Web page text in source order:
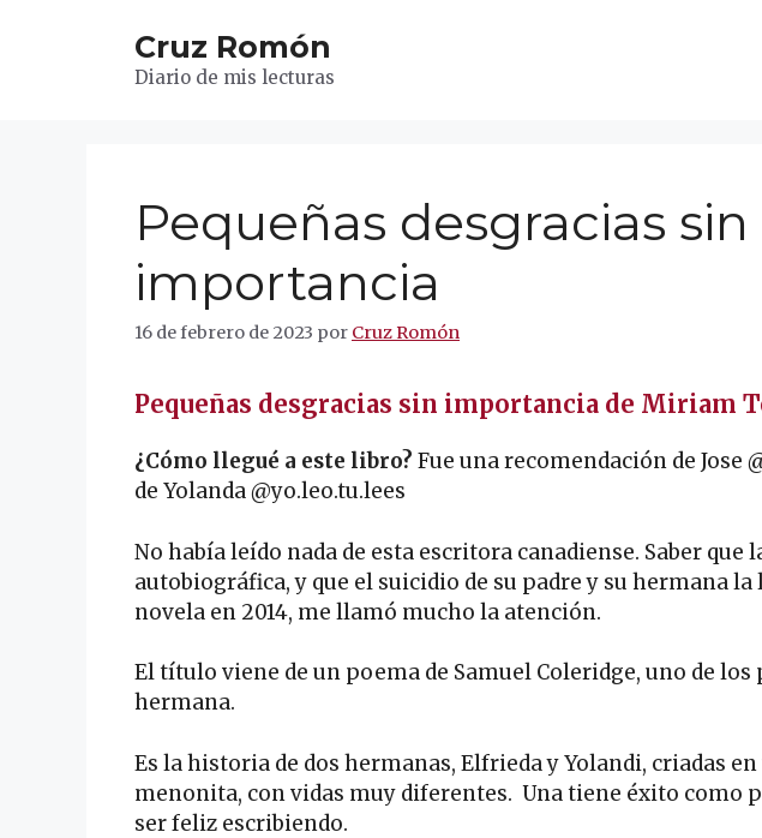
Cruz Romón
Diario de mis lecturas
Pequeñas desgracias sin
importancia
16 de febrero de 2023 por Cruz Romón
Pequeñas desgracias sin importancia de Miriam
¿Cómo llegué a este libro? Fue una recomendación de Jose
de Yolanda @yo.leo.tu.lees
No había leído nada de esta escritora canadiense. Saber que
autobiográfica, y que el suicidio de su padre y su hermana
novela en 2014, me llamó mucho la atención.
El título viene de un poema de Samuel Coleridge, uno de los
hermana.
Es la historia de dos hermanas, Elfrieda y Yolandi, criadas
menonita, con vidas muy diferentes. Una tiene éxito como
ser feliz escribiendo.